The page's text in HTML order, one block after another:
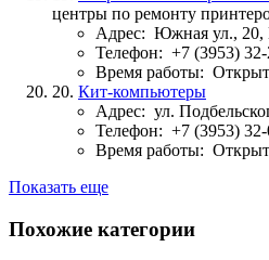
центры по ремонту
Адрес: Южная ул., 20,
Телефон: +7 (3953)
Время работы:
20. Кит-компьютеры
Адрес: ул.
Телефон: +7 (3953)
Время работы:
Показать еще
Похожие категории